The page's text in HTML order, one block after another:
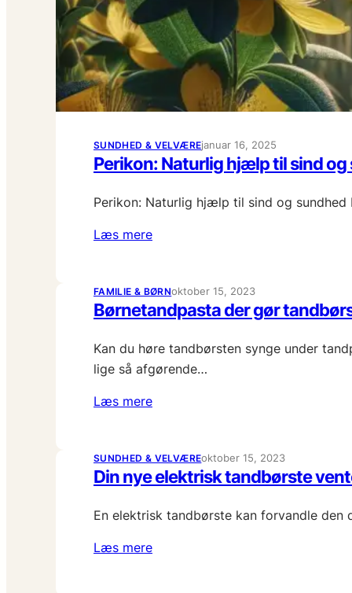
SUNDHED & VELVÆREjanuar 16, 2025
Perikon: Naturlig hjælp til sind og
Perikon: Naturlig hjælp til sind og
Læs mere
FAMILIE & BØRNoktober 15, 2023
Børnetandpasta der gør
Kan du høre tandbørsten synge under
lige så afgørende…
Læs mere
SUNDHED & VELVÆREoktober 15, 2023
Din nye elektrisk tandbørste
En elektrisk tandbørste kan forvandle
Læs mere